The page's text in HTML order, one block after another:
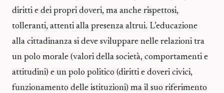
diritti e dei propri doveri, ma anche rispettosi,
tolleranti, attenti alla presenza altrui. L’educazione
alla cittadinanza si deve sviluppare nelle relazioni tra
un polo morale (valori della società, comportamenti e
attitudini) e un polo politico (diritti e doveri civici,
funzionamento delle istituzioni) ma il suo riferimento